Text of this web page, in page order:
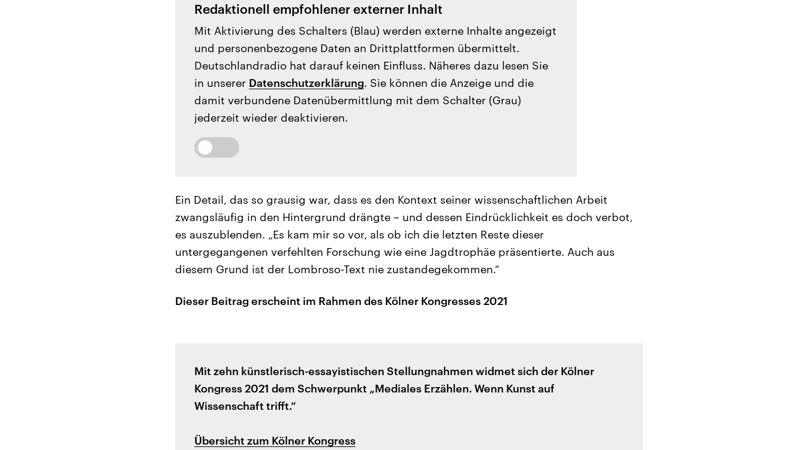
Redaktionell empfohlener externer Inhalt
Mit Aktivierung des Schalters (Blau) werden externe Inhalte angezeigt
und personenbezogene Daten an Drittplattformen übermittelt.
Deutschlandradio hat darauf keinen Einfluss. Näheres dazu lesen Sie
in unserer Datenschutzerklärung. Sie können die Anzeige und die
damit verbundene Datenübermittlung mit dem Schalter (Grau)
jederzeit wieder deaktivieren.
Ein Detail, das so grausig war, dass es den Kontext seiner wissenschaftlichen Arbeit
zwangsläufig in den Hintergrund drängte – und dessen Eindrücklichkeit es doch verbot,
es auszublenden. „Es kam mir so vor, als ob ich die letzten Reste dieser
untergegangenen verfehlten Forschung wie eine Jagdtrophäe präsentierte. Auch aus
diesem Grund ist der Lombroso-Text nie zustandegekommen.“
Dieser Beitrag erscheint im Rahmen des Kölner Kongresses 2021
Mit zehn künstlerisch-essayistischen Stellungnahmen widmet sich der Kölner
Kongress 2021 dem Schwerpunkt „Mediales Erzählen. Wenn Kunst auf
Wissenschaft trifft.“
Übersicht zum Kölner Kongress